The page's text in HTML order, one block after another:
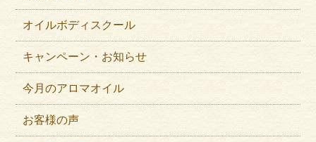
オイルボディスクール
キャンペーン・お知らせ
今月のアロマオイル
お客様の声